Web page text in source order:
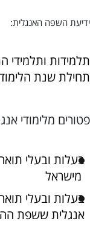
ידיעת השפה האנגלית:
תלמידות
תחילת שנת
פטורים מלימודי
בעלות ובעלי
מישראל
בעלות ובעלי
אנגלית ששפת